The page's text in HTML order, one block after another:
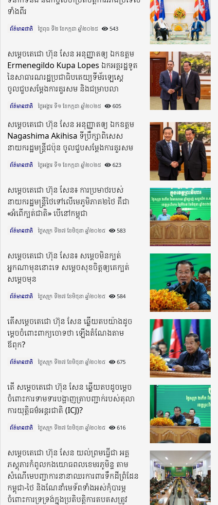
ទាំងពីរ
ព័ត៌មានជាតិ ថ្ងៃពុធ ទី២ ខែកក្កដា ឆ្នាំ២០២៥​ 543
សម្តេចតេជោ ហ៊ុន សែន អនុញ្ញាតឲ្យ ឯកឧត្តម
Ermenegildo Kupa Lopes ឯកអគ្គរដ្ឋទូត
នៃសាធារណរដ្ឋប្រជាធិបតេយ្យទីម័រឡេស្តេ
ចូលជួបសម្តែងការគួរសម និងជម្រាបលា
ព័ត៌មានជាតិ ថ្ងៃអង្គារ ទី១ ខែកក្កដា ឆ្នាំ២០២៥​ 605
សម្តេចតេជោ ហ៊ុន​ សែន អនុញ្ញាតឲ្យ ឯកឧត្តម
Nagashima Akihisa ទីប្រឹក្សាពិសេស
នាយករដ្ឋមន្ត្រីជប៉ុន ចូលជួបសម្តែងការគួរសម
ព័ត៌មានជាតិ ថ្ងៃអង្គារ ទី១ ខែកក្កដា ឆ្នាំ២០២៥​ 623
សម្តេចតេជោ ហ៊ុន សែន៖ ការប្រមាថរបស់
នាយករដ្ឋមន្រ្តីថៃទៅលើមេភូមិភាគ២ថៃ គឺជា
«អំពើក្បត់ជាតិ» បើនៅកម្ពុជា
ព័ត៌មានជាតិ ថ្ងៃសុក្រ ទី២៧ ខែមិថុនា ឆ្នាំ២០២៥​ 583
សម្តេចតេជោ ហ៊ុន សែន៖ សម្តេចមិនក្បត់
អ្នកណាមុននោះទេ សម្ដេចសុខចិត្តឲ្យគេក្បត់
សម្ដេចមុន
ព័ត៌មានជាតិ ថ្ងៃសុក្រ ទី២៧ ខែមិថុនា ឆ្នាំ២០២៥​ 584
តើសម្តេចតេជោ ហ៊ុន សែន ឆ្លើយតបយ៉ាងដូច
ម្តេចចំពោះពាក្យចោទថា ឡើងតំណែងតាម
ឪពុក?
ព័ត៌មានជាតិ ថ្ងៃសុក្រ ទី២៧ ខែមិថុនា ឆ្នាំ២០២៥​ 675
តើ សម្តេចតេជោ ហ៊ុន សែន ឆ្លើយតបដូចម្តេច
ចំពោះការទាមទារបង្ហាញត្រាបញ្ជាក់របស់តុលា
ការយុត្តិធម៌អន្តរជាតិ (ICJ)?
ព័ត៌មានជាតិ ថ្ងៃសុក្រ ទី២៧ ខែមិថុនា ឆ្នាំ២០២៥​ 616
សម្តេចតេជោ ហ៊ុន សែន យល់ព្រមធ្វើជា អគ្គ
ភស្តុភារកំពូលកងយោធពលខេមរភូមិន្ទ តាម
សំណើមេបញ្ជាការនានាឈរការពារទឹកដីព្រំដែន
កម្ពុជា-ថៃ និងណែនាំមេទ័ពទាំងអស់កុំបារម្ភ
ចំពោះការទ្រទ្រង់ក្នុងប្រតិបត្តិការតបតសត្រូវ